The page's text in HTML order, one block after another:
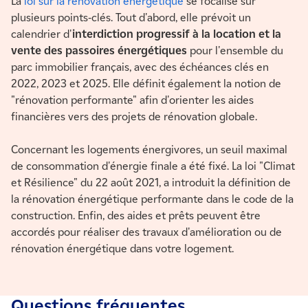
plusieurs points-clés. Tout d'abord, elle prévoit un
calendrier d'interdiction progressif à la location et la
vente des passoires énergétiques pour l'ensemble du
parc immobilier français, avec des échéances clés en
2022, 2023 et 2025. Elle définit également la notion de
"rénovation performante" afin d'orienter les aides
financières vers des projets de rénovation globale.
Concernant les logements énergivores, un seuil maximal
de consommation d'énergie finale a été fixé. La loi "Climat
et Résilience" du 22 août 2021, a introduit la définition de
la rénovation énergétique performante dans le code de la
construction. Enfin, des aides et prêts peuvent être
accordés pour réaliser des travaux d'amélioration ou de
rénovation énergétique dans votre logement.